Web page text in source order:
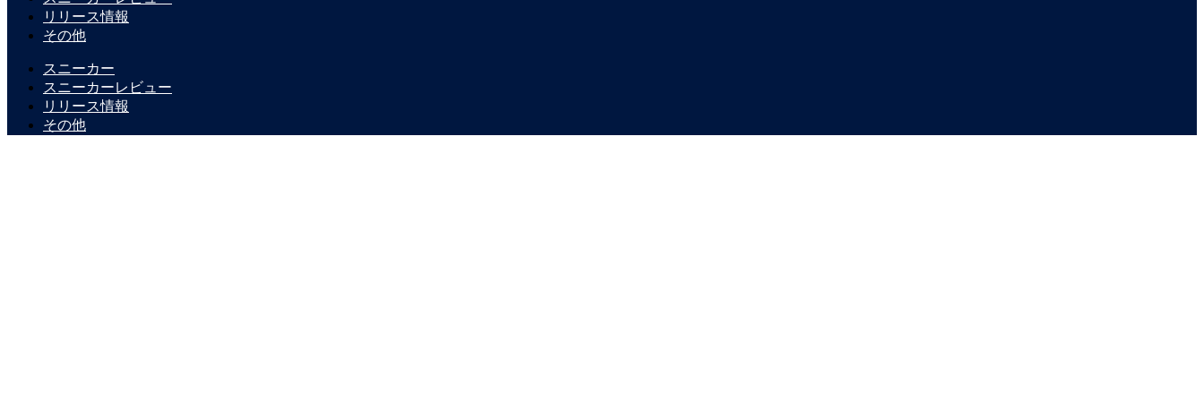
リリース情報
その他
スニーカー
スニーカーレビュー
リリース情報
その他